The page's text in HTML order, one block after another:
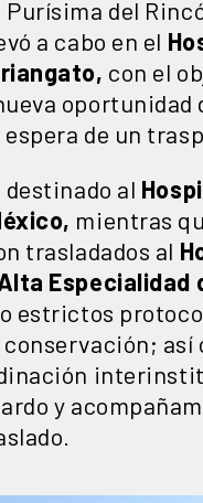
del
a cabo en el
con el
oportunidad
de un
destinado al
mientras
trasladados al
Especialidad
estrictos
conservación; así
y